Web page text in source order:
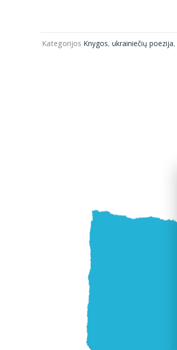
Kategorijos Knygos, ukrainiečių poezija,